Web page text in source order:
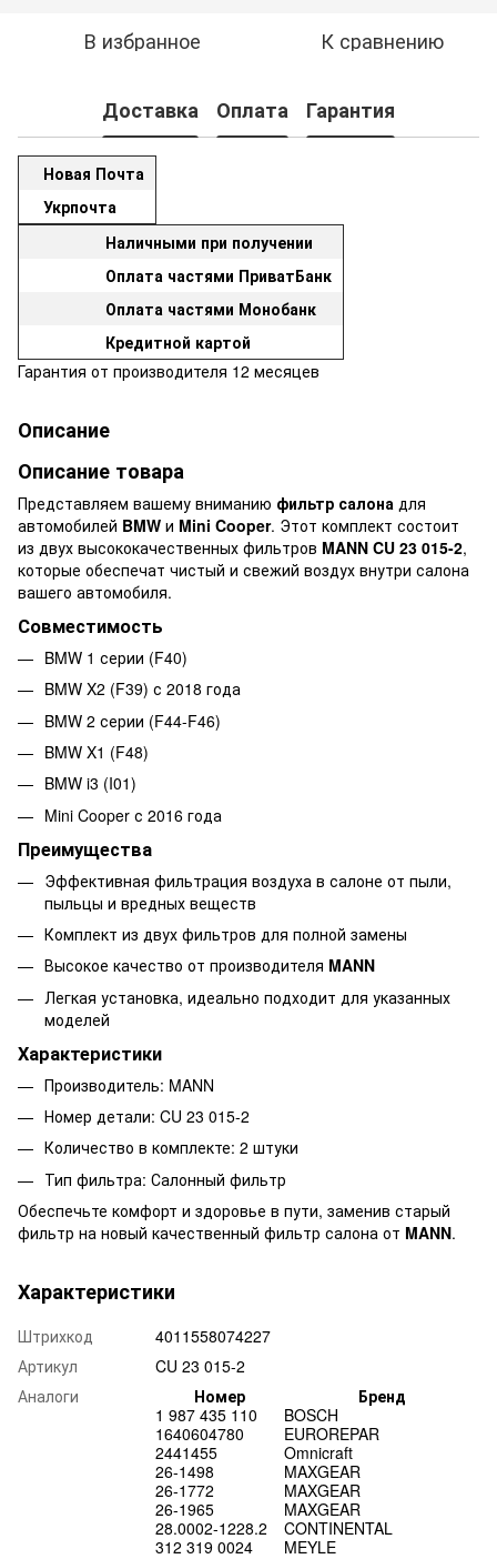
В избранное К сравнению
Доставка Оплата Гарантия
Новая Почта
Укрпочта
Наличными при получении
Оплата частями ПриватБанк
Оплата частями Монобанк
Кредитной картой
Гарантия от производителя 12 месяцев
Описание
Описание товара
Представляем вашему вниманию фильтр салона для
автомобилей BMW и Mini Cooper. Этот комплект состоит
из двух высококачественных фильтров MANN CU 23 015-2,
которые обеспечат чистый и свежий воздух внутри салона
вашего автомобиля.
Совместимость
BMW 1 серии (F40)
BMW X2 (F39) с 2018 года
BMW 2 серии (F44-F46)
BMW X1 (F48)
BMW i3 (I01)
Mini Cooper с 2016 года
Преимущества
Эффективная фильтрация воздуха в салоне от пыли,
пыльцы и вредных веществ
Комплект из двух фильтров для полной замены
Высокое качество от производителя MANN
Легкая установка, идеально подходит для указанных
моделей
Характеристики
Производитель: MANN
Номер детали: CU 23 015-2
Количество в комплекте: 2 штуки
Тип фильтра: Салонный фильтр
Обеспечьте комфорт и здоровье в пути, заменив старый
фильтр на новый качественный фильтр салона от MANN.
Характеристики
Штрихкод
4011558074227
Артикул
CU 23 015-2
Аналоги
Номер
Бренд
1 987 435 110
BOSCH
1640604780
EUROREPAR
2441455
Omnicraft
26-1498
MAXGEAR
26-1772
MAXGEAR
26-1965
MAXGEAR
28.0002-1228.2
CONTINENTAL
312 319 0024
MEYLE